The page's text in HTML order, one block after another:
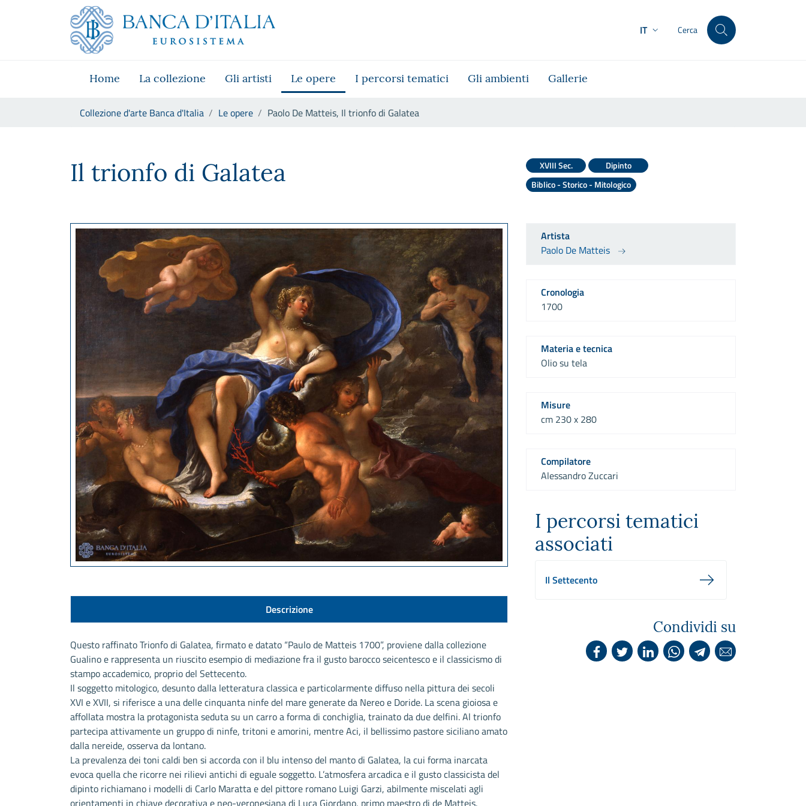
Skip to Main Content
Vai al sito istituzionale
Vai al menu di navigazione
Vai alla ricerca
Vai ai contenuti
IT Cerca
Home La collezione Gli artisti Le opere I percorsi tematici Gli ambienti Gallerie
Collezione d'arte Banca d'Italia Le opere Paolo De Matteis, Il trionfo di Galatea
Il trionfo di Galatea XVIII Sec.
Dipinto
Biblico - Storico - Mitologico
Descrizione
Questo raffinato Trionfo di Galatea, firmato e datato “Paulo de Matteis 1700”, proviene dalla collezione
Gualino e rappresenta un riuscito esempio di mediazione fra il gusto barocco seicentesco e il classicismo di
stampo accademico, proprio del Settecento.
Il soggetto mitologico, desunto dalla letteratura classica e particolarmente diffuso nella pittura dei secoli
XVI e XVII, si riferisce a una delle cinquanta ninfe del mare generate da Nereo e Doride. La scena gioiosa e
affollata mostra la protagonista seduta su un carro a forma di conchiglia, trainato da due delfini. Al trionfo
partecipa attivamente un gruppo di ninfe, tritoni e amorini, mentre Aci, il bellissimo pastore siciliano amato
dalla nereide, osserva da lontano.
La prevalenza dei toni caldi ben si accorda con il blu intenso del manto di Galatea, la cui forma inarcata
evoca quella che ricorre nei rilievi antichi di eguale soggetto. L’atmosfera arcadica e il gusto classicista del
dipinto richiamano i modelli di Carlo Maratta e del pittore romano Luigi Garzi, abilmente miscelati agli
orientamenti in chiave decorativa e neo-veronesiana di Luca Giordano, primo maestro di de Matteis.
Artista
Paolo De Matteis
Cronologia
1700
Materia e tecnica
Olio su tela
Misure
cm 230 x 280
Compilatore
Alessandro Zuccari
I percorsi tematici
associati
Il Settecento
Condividi su